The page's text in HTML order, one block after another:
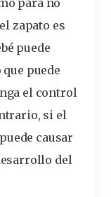
zapato es
puede
puede
el control
si el
causar
del